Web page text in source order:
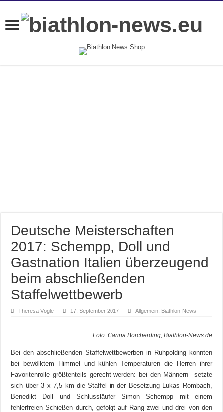
Deutsche Meisterschaften
2017: Schempp, Doll und
Gastnation Italien überzeugend
beim abschließenden
Staffelwettbewerb
Theresa Vögle 17. September 2017 Allgemein Biathlon-News
Foto: Carina Borcherding, Biathlon-News.de
Bei den abschließenden Staffelwettbewerben in Ruhpolding konnten
bei bewölktem Himmel und kühlen Temperaturen die Herren ihrer
Favoritenrolle größtenteils gerecht werden: bei den Männern setzte
sich über 3 x 7,5 km die Staffel in der Besetzung Lukas Rombach,
Benedikt Doll und Schlussläufer Simon Schempp mit einem
fehlerfreien Schießen durch, gefolgt auf Rang zwei und drei von den